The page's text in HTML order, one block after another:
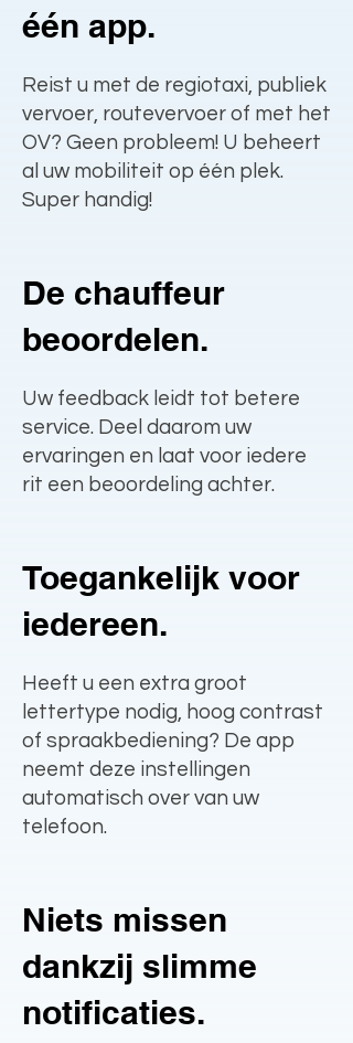
één app.
Reist u met de regiotaxi, publiek
vervoer, routevervoer of met het
OV? Geen probleem! U beheert
al uw mobiliteit op één plek.
Super handig!
De chauffeur
beoordelen.
Uw feedback leidt tot betere
service. Deel daarom uw
ervaringen en laat voor iedere
rit een beoordeling achter.
Toegankelijk voor
iedereen.
Heeft u een extra groot
lettertype nodig, hoog contrast
of spraakbediening? De app
neemt deze instellingen
automatisch over van uw
telefoon.
Niets missen
dankzij slimme
notificaties.